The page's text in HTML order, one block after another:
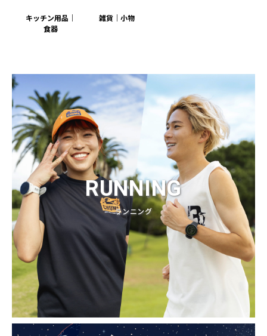
キッチン用品｜
食器
雑貨｜小物
RUNNING
ランニング